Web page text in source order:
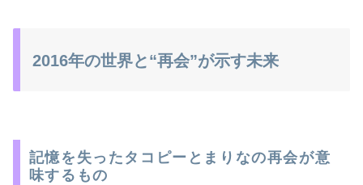
2016年の世界と“再会”が示す未来
記憶を失ったタコピーとまりなの再会が意
味するもの